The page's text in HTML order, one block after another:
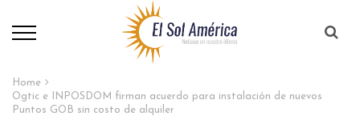
Home
Ogtic e INPOSDOM firman acuerdo para instalación de nuevos
Puntos GOB sin costo de alquiler